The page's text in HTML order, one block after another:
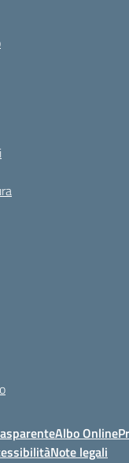
Albo Online
Note legali